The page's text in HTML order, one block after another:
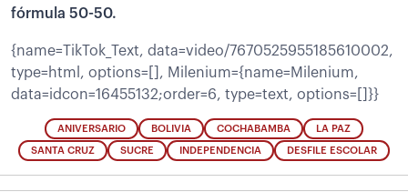
fórmula 50-50.
{name=TikTok_Text, data=video/7670525955185610002,
type=html, options=[], Milenium={name=Milenium,
data=idcon=16455132;order=6, type=text, options=[]}}
ANIVERSARIO BOLIVIA COCHABAMBA LA PAZ
SANTA CRUZ SUCRE INDEPENDENCIA DESFILE ESCOLAR